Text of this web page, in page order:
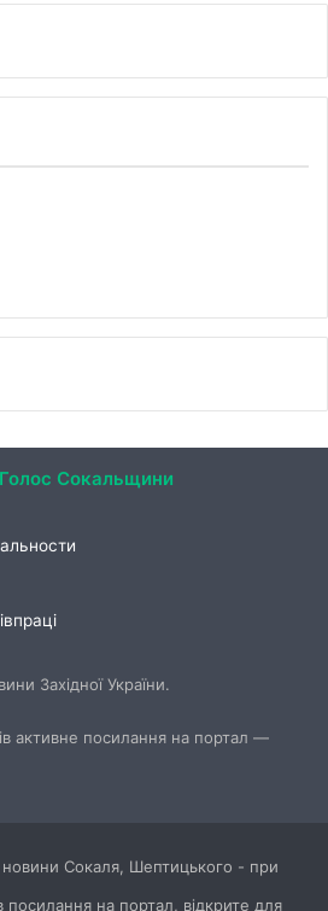
Сокальщини
Західної України.
активне посилання на портал —
Сокаля, Шептицького - при
посилання на портал, відкрите для